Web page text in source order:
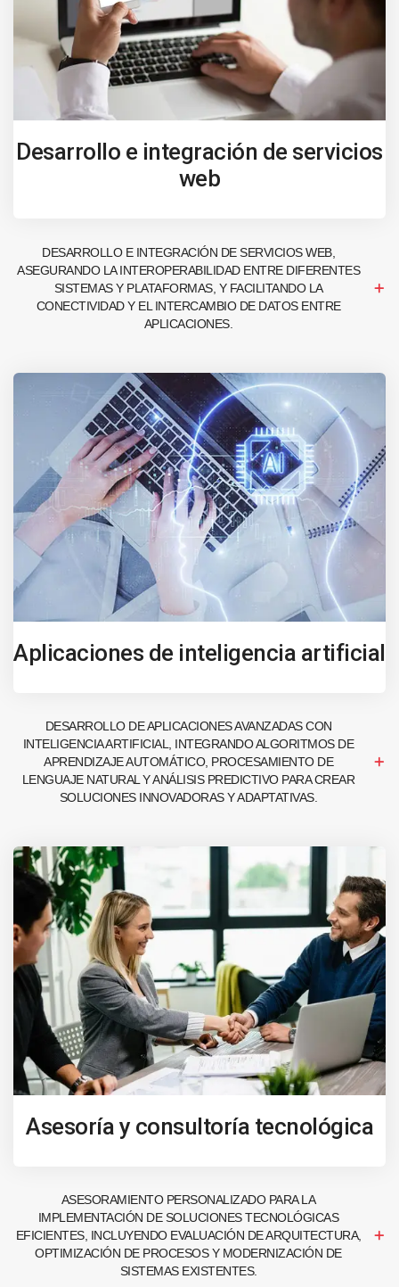
Desarrollo e integración de servicios
web
DESARROLLO E INTEGRACIÓN DE SERVICIOS WEB,
ASEGURANDO LA INTEROPERABILIDAD ENTRE DIFERENTES
SISTEMAS Y PLATAFORMAS, Y FACILITANDO LA
CONECTIVIDAD Y EL INTERCAMBIO DE DATOS ENTRE
APLICACIONES.
Aplicaciones de inteligencia artificial
DESARROLLO DE APLICACIONES AVANZADAS CON
INTELIGENCIA ARTIFICIAL, INTEGRANDO ALGORITMOS DE
APRENDIZAJE AUTOMÁTICO, PROCESAMIENTO DE
LENGUAJE NATURAL Y ANÁLISIS PREDICTIVO PARA CREAR
SOLUCIONES INNOVADORAS Y ADAPTATIVAS.
Asesoría y consultoría tecnológica
ASESORAMIENTO PERSONALIZADO PARA LA
IMPLEMENTACIÓN DE SOLUCIONES TECNOLÓGICAS
EFICIENTES, INCLUYENDO EVALUACIÓN DE ARQUITECTURA,
OPTIMIZACIÓN DE PROCESOS Y MODERNIZACIÓN DE
SISTEMAS EXISTENTES.